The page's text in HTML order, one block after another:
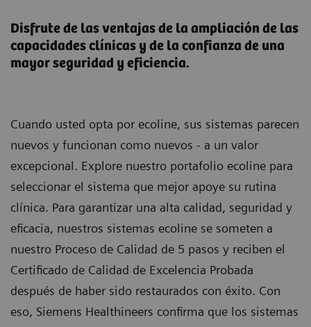
Disfrute de las ventajas de la ampliación de las
capacidades clínicas y de la confianza de una
mayor seguridad y eficiencia.
Cuando usted opta por ecoline, sus sistemas parecen
nuevos y funcionan como nuevos - a un valor
excepcional. Explore nuestro portafolio ecoline para
seleccionar el sistema que mejor apoye su rutina
clínica. Para garantizar una alta calidad, seguridad y
eficacia, nuestros sistemas ecoline se someten a
nuestro Proceso de Calidad de 5 pasos y reciben el
Certificado de Calidad de Excelencia Probada
después de haber sido restaurados con éxito. Con
eso, Siemens Healthineers confirma que los sistemas